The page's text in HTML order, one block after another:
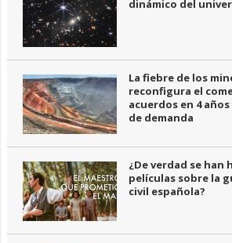
dinámico del
La fiebre de los
reconfigura el
acuerdos en 4 años
de demanda
¿De verdad se han
películas sobre la
civil española?